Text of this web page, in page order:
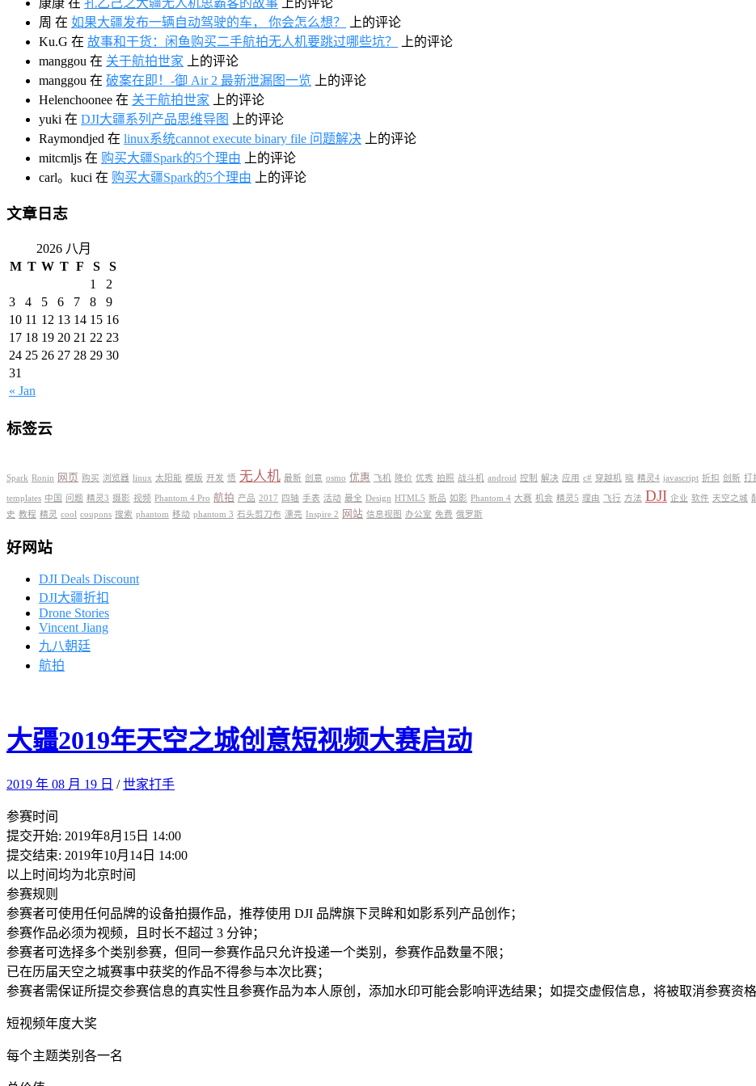
周 在 如果大疆发布一辆自动驾驶的车， 你会怎么想？
上的评论
Ku.G 在 故事和干货：闲鱼购买二手航拍无人机要跳过哪些坑？
上的评论
manggou 在 关于航拍世家 上的评论
manggou 在 破案在即！-御 Air 2 最新泄漏图一览 上的评论
Helenchoonee 在 关于航拍世家 上的评论
yuki 在 DJI大疆系列产品思维导图
上的评论
Raymondjed 在 linux系统cannot execute binary file 问题解决 上的评论
mitcmljs 在 购买大疆Spark的5个理由 上的评论
carl。kuci 在 购买大疆Spark的5个理由 上的评论
文章日志
2026 八月
M T W T F S S
« Jan
1
2
3
4 5 6 7 8
9
10 11 12 13 14 15 16
17 18 19 20 21 22 23
24 25 26 27 28 29 30
31
标签云
Spark Ronin 网页 购买 浏览器 linux 太阳能 模版 开发 悟 无人机 最新 创意 osmo 优惠 飞机 降价 优秀 拍照 战斗机 android 控制 解决 应用 c# 穿越机 晓 精灵4 javascript 折扣 创新 打
templates 中国 问题 精灵3 摄影 视频 Phantom 4 Pro 航拍 产品 2017 四轴 手表 活动 最全 Design HTML5 新品 如影 Phantom 4 大赛 机会 精灵5 理由 飞行 方法 DJI 企业 软件 天空之城
史 教程 精灵 cool coupons 搜索 phantom 移动 phantom 3 石头剪刀布 漂亮 Inspire 2 网站 信息视图 办公室 免费 俄罗斯
好网站
DJI Deals Discount
DJI大疆折扣
Drone Stories
Vincent Jiang
九八朝廷
航拍
大疆2019年天空之城创意短视频大赛启动
2019 年 08 月 19 日 /世家打手
参赛时间
提交开始: 2019年8月15日 14:00
提交结束: 2019年10月14日 14:00
以上时间均为北京时间
参赛规则
参赛者可使用任何品牌的设备拍摄作品，推荐使用 DJI 品牌旗下灵眸和如影系列产品创作；
参赛作品必须为视频，且时长不超过 3 分钟；
参赛者可选择多个类别参赛，但同一参赛作品只允许投递一个类别，参赛作品数量不限；
已在历届天空之城赛事中获奖的作品不得参与本次比赛；
参赛者需保证所提交参赛信息的真实性且参赛作品为本人原创，添加水印可能会影响评选结果；如提交虚假信息，将被取消参赛资格
短视频年度大奖
每个主题类别各一名